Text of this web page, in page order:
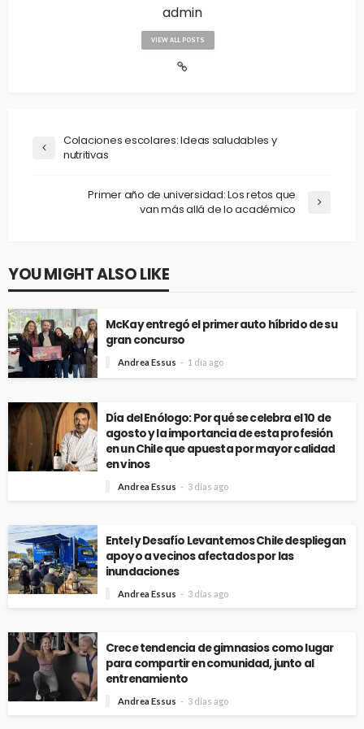
admin
VIEW ALL POSTS
Colaciones escolares: Ideas saludables y
nutritivas
Primer año de universidad: Los retos que
van más allá de lo académico
YOU MIGHT ALSO LIKE
McKay entregó el primer auto híbrido de su
gran concurso
Andrea Essus 1 día ago
Día del Enólogo: Por qué se celebra el 10 de
agosto y la importancia de esta profesión
en un Chile que apuesta por mayor calidad
en vinos
Andrea Essus 3 días ago
Entel y Desafío Levantemos Chile despliegan
apoyo a vecinos afectados por las
inundaciones
Andrea Essus 3 días ago
Crece tendencia de gimnasios como lugar
para compartir en comunidad, junto al
entrenamiento
Andrea Essus 3 días ago